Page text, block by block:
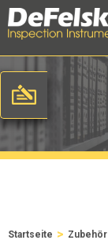
Startseite > Zubehör